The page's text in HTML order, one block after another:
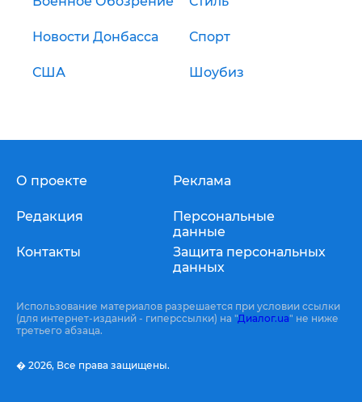
Новости Донбасса Спорт
США Шоубиз
О проекте
Редакция
Контакты
Реклама
Персональные
данные
Защита персональных
данных
Использование материалов разрешается при условии ссылки
(для интернет-изданий - гиперссылки) на "Диалог.ua" не ниже
третьего абзаца.
� 2026, Все права защищены.